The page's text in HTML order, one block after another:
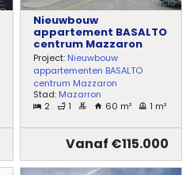
Nieuwbouw
appartement BASALTO
centrum Mazzaron
Project: Nieuwbouw
appartementen BASALTO
centrum Mazzaron
Stad: Mazarron
2
1 60 m² 1 m²
Vanaf €115.000